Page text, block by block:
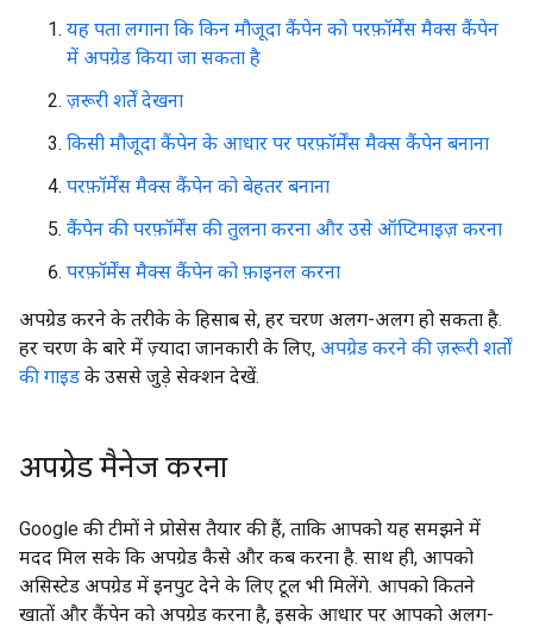
यह पता लगाना कि किन मौजूदा कैंपेन को परफ़ॉर्मेंस मैक्स कैंपेन
में अपग्रेड किया जा सकता है
ज़रूरी शर्तें देखना
किसी मौजूदा कैंपेन के आधार पर परफ़ॉर्मेंस मैक्स कैंपेन बनाना
परफ़ॉर्मेंस मैक्स कैंपेन को बेहतर बनाना
कैंपेन की परफ़ॉर्मेंस की तुलना करना और उसे ऑप्टिमाइज़ करना
परफ़ॉर्मेंस मैक्स कैंपेन को फ़ाइनल करना
अपग्रेड करने के तरीके के हिसाब से, हर चरण अलग-अलग हो सकता है.
हर चरण के बारे में ज़्यादा जानकारी के लिए, अपग्रेड करने की ज़रूरी शर्तों
की गाइड के उससे जुड़े सेक्शन देखें.
अपग्रेड मैनेज करना
Google की टीमों ने प्रोसेस तैयार की हैं, ताकि आपको यह समझने में
मदद मिल सके कि अपग्रेड कैसे और कब करना है. साथ ही, आपको
असिस्टेड अपग्रेड में इनपुट देने के लिए टूल भी मिलेंगे. आपको कितने
खातों और कैंपेन को अपग्रेड करना है, इसके आधार पर आपको अलग-